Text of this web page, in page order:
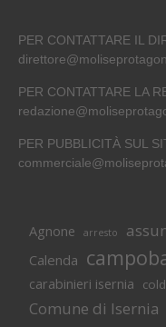
PER CONTATTARE IL
PER CONTATTARE LA
PER PUBBLICITÀ SUL
Agnone arresto
Calenda
carabinieri isernia
Comune di Isernia